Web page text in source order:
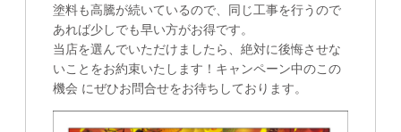
塗料も高騰が続いているので、同じ工事を行うので
あれば少しでも早い方がお得です。
当店を選んでいただけましたら、絶対に後悔させな
いことをお約束いたします！キャンペーン中のこの
機会 にぜひお問合せをお待ちしております。